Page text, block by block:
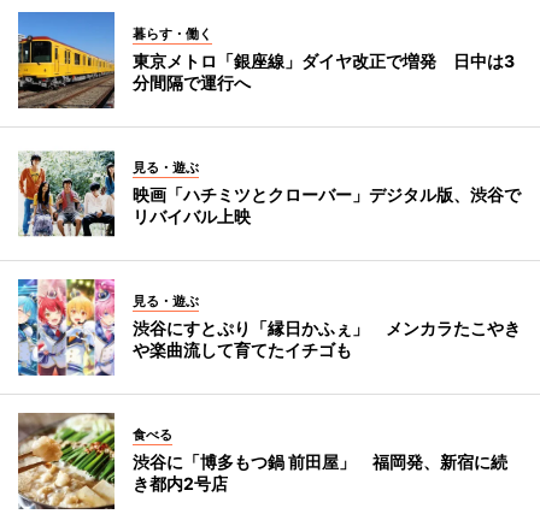
暮らす・働く
東京メトロ「銀座線」ダイヤ改正で増発 日中は3
分間隔で運行へ
見る・遊ぶ
映画「ハチミツとクローバー」デジタル版、渋谷で
リバイバル上映
見る・遊ぶ
渋谷にすとぷり「縁日かふぇ」 メンカラたこやき
や楽曲流して育てたイチゴも
食べる
渋谷に「博多もつ鍋 前田屋」 福岡発、新宿に続
き都内2号店